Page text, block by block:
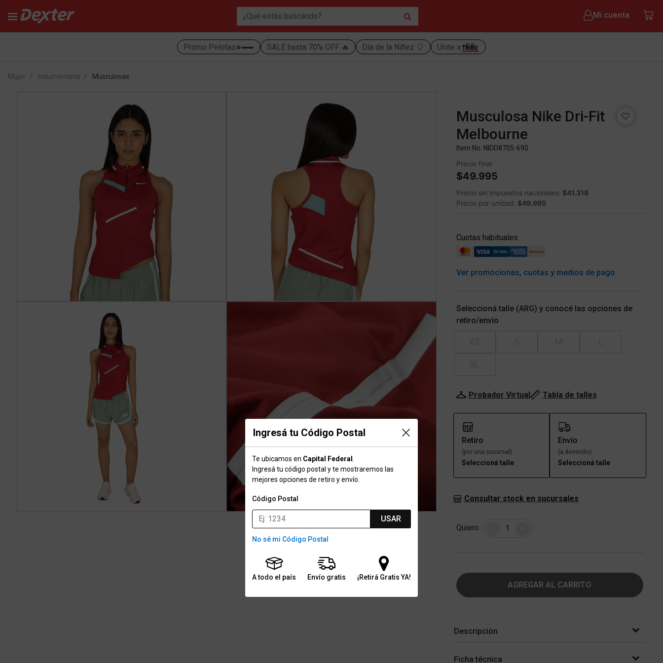
Mi cuenta
Promo Pelotas SALE hasta 70% OFF 🔥 Día de la Niñez 🎈 Unite a
Ingresá tu Código Postal
Te ubicamos en Capital Federal
Ingresá tu código postal y te mostraremos las
mejores opciones de retiro y envío.
Código Postal
USAR
No sé mi Código Postal
A todo el país Envío gratis ¡Retirá Gratis YA!
Mujer Indumentaria Musculosas
Musculosa Nike Dri-Fit
Melbourne
Item No. NIDD8705-690
Precio final
$49.995
Precio sin impuestos nacionales: $41.318
Precio por unidad: $49.995
Cuotas habituales
Ver promociones, cuotas y medios de pago
Seleccioná talle (ARG) y conocé las opciones de
retiro/envío
Probador Virtual Tabla de talles
Retiro
(por una sucursal)
Seleccioná talle
Envío
(a domicilio)
Seleccioná talle
Consultar stock en sucursales
Quiero Cantidad
AGREGAR AL CARRITO
Descripción
Ficha técnica